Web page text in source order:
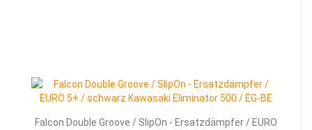
Falcon Double Groove / SlipOn - Ersatzdämpfer / EURO